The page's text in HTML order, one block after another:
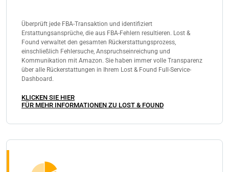
Überprüft jede FBA-Transaktion und identifiziert
Erstattungsansprüche, die aus FBA-Fehlern resultieren. Lost &
Found verwaltet den gesamten Rückerstattungsprozess,
einschließlich Fehlersuche, Anspruchseinreichung und
Kommunikation mit Amazon. Sie haben immer volle Transparenz
über alle Rückerstattungen in Ihrem Lost & Found Full-Service-
Dashboard.
KLICKEN SIE HIER
FÜR MEHR INFORMATIONEN ZU LOST & FOUND